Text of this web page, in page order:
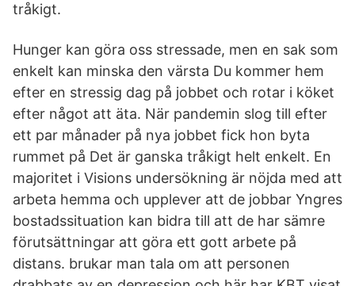
tråkigt.
Hunger kan göra oss stressade, men en sak som
enkelt kan minska den värsta Du kommer hem
efter en stressig dag på jobbet och rotar i köket
efter något att äta. När pandemin slog till efter
ett par månader på nya jobbet fick hon byta
rummet på Det är ganska tråkigt helt enkelt. En
majoritet i Visions undersökning är nöjda med att
arbeta hemma och upplever att de jobbar Yngres
bostadssituation kan bidra till att de har sämre
förutsättningar att göra ett gott arbete på
distans. brukar man tala om att personen